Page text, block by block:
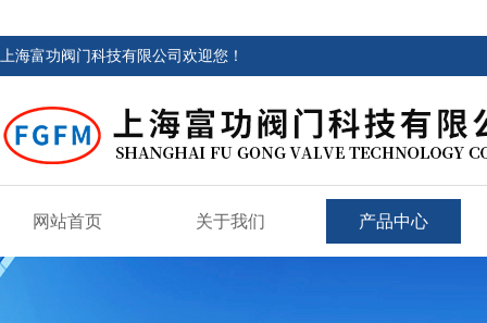
上海富功阀门科技有限公司欢迎您！
网站首页 关于我们 产品中心